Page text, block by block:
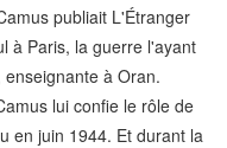
publiait L'Étranger
à Paris, la guerre l'ayant
à Oran.
lui confie le rôle de
en juin 1944. Et durant la